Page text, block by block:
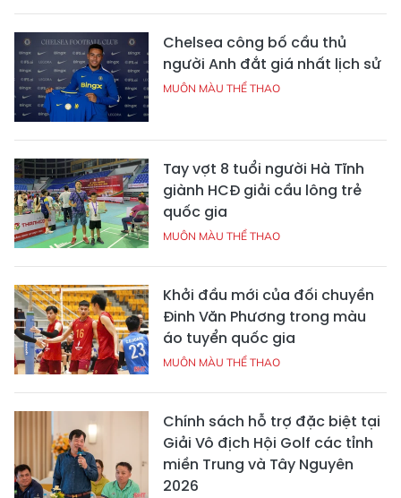
Chelsea công bố cầu thủ
người Anh đắt giá nhất lịch sử
MUÔN MÀU THỂ THAO
Tay vợt 8 tuổi người Hà Tĩnh
giành HCĐ giải cầu lông trẻ
quốc gia
MUÔN MÀU THỂ THAO
Khởi đầu mới của đối chuyền
Đinh Văn Phương trong màu
áo tuyển quốc gia
MUÔN MÀU THỂ THAO
Chính sách hỗ trợ đặc biệt tại
Giải Vô địch Hội Golf các tỉnh
miền Trung và Tây Nguyên
2026